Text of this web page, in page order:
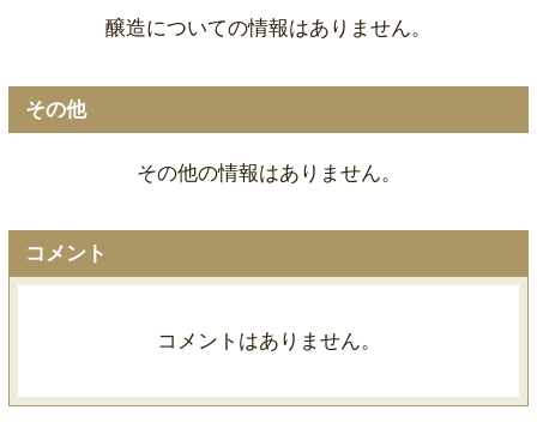
醸造についての情報はありません。
その他
その他の情報はありません。
コメント
コメントはありません。